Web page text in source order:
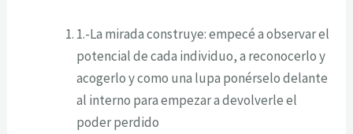
1.-La mirada construye: empecé a observar el
potencial de cada individuo, a reconocerlo y
acogerlo y como una lupa ponérselo delante
al interno para empezar a devolverle el
poder perdido